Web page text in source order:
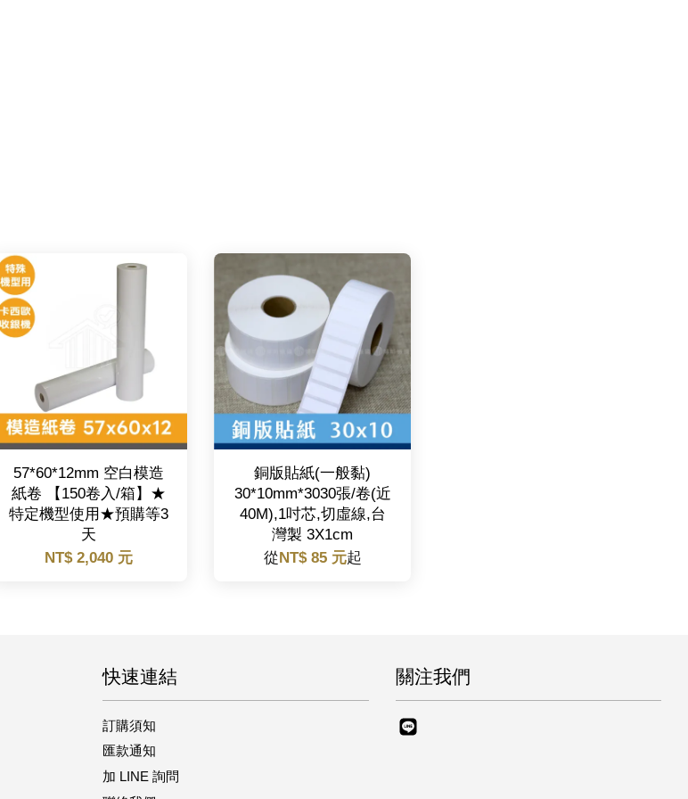
57*60*12mm 空白模造
紙卷 【150卷入/箱】★
特定機型使用★預購等3
天
NT$ 2,040 元
銅版貼紙(一般黏)
30*10mm*3030張/卷(近
40M),1吋芯,切虛線,台
灣製 3X1cm
從NT$ 85 元起
快速連結
訂購須知
匯款通知
加 LINE 詢問
關注我們